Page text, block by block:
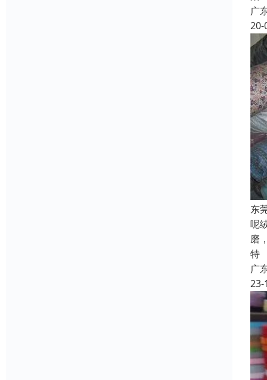
广
20-
东
呢
磨
特
广
23-